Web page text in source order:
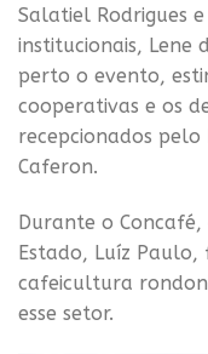
Salatiel Rodrigues
institucionais, Lene
perto o evento,
cooperativas e os
recepcionados pelo
Caferon.
Durante o
Estado, Luíz
cafeicultura
esse setor.